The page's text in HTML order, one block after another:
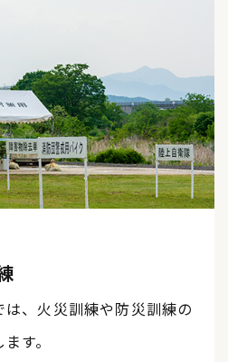
、火災訓練や防災訓練の
す。